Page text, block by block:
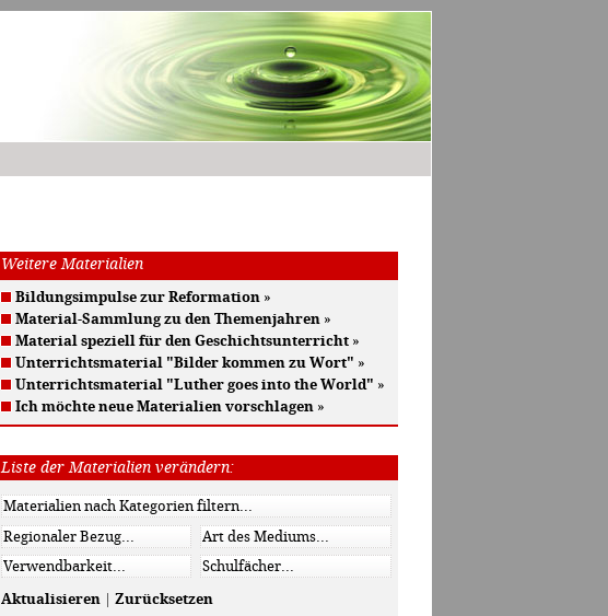
Weitere Materialien
Bildungsimpulse zur Reformation »
Material-Sammlung zu den Themenjahren »
Material speziell für den Geschichtsunterricht »
Unterrichtsmaterial "Bilder kommen zu Wort" »
Unterrichtsmaterial "Luther goes into the World" »
Ich möchte neue Materialien vorschlagen »
Liste der Materialien verändern:
Aktualisieren Zurücksetzen